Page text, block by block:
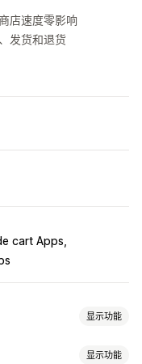
店速度零影响
发货和退货
cart Apps
显示功能
显示功能